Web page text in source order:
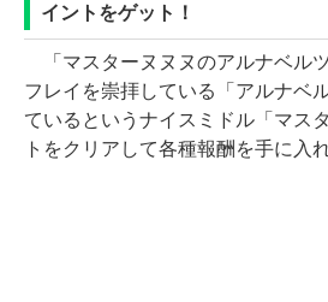
イントをゲット！
「マスターヌヌヌのアルナベル
フレイを崇拝している「アルナベ
ているというナイスミドル「マス
トをクリアして各種報酬を手に入